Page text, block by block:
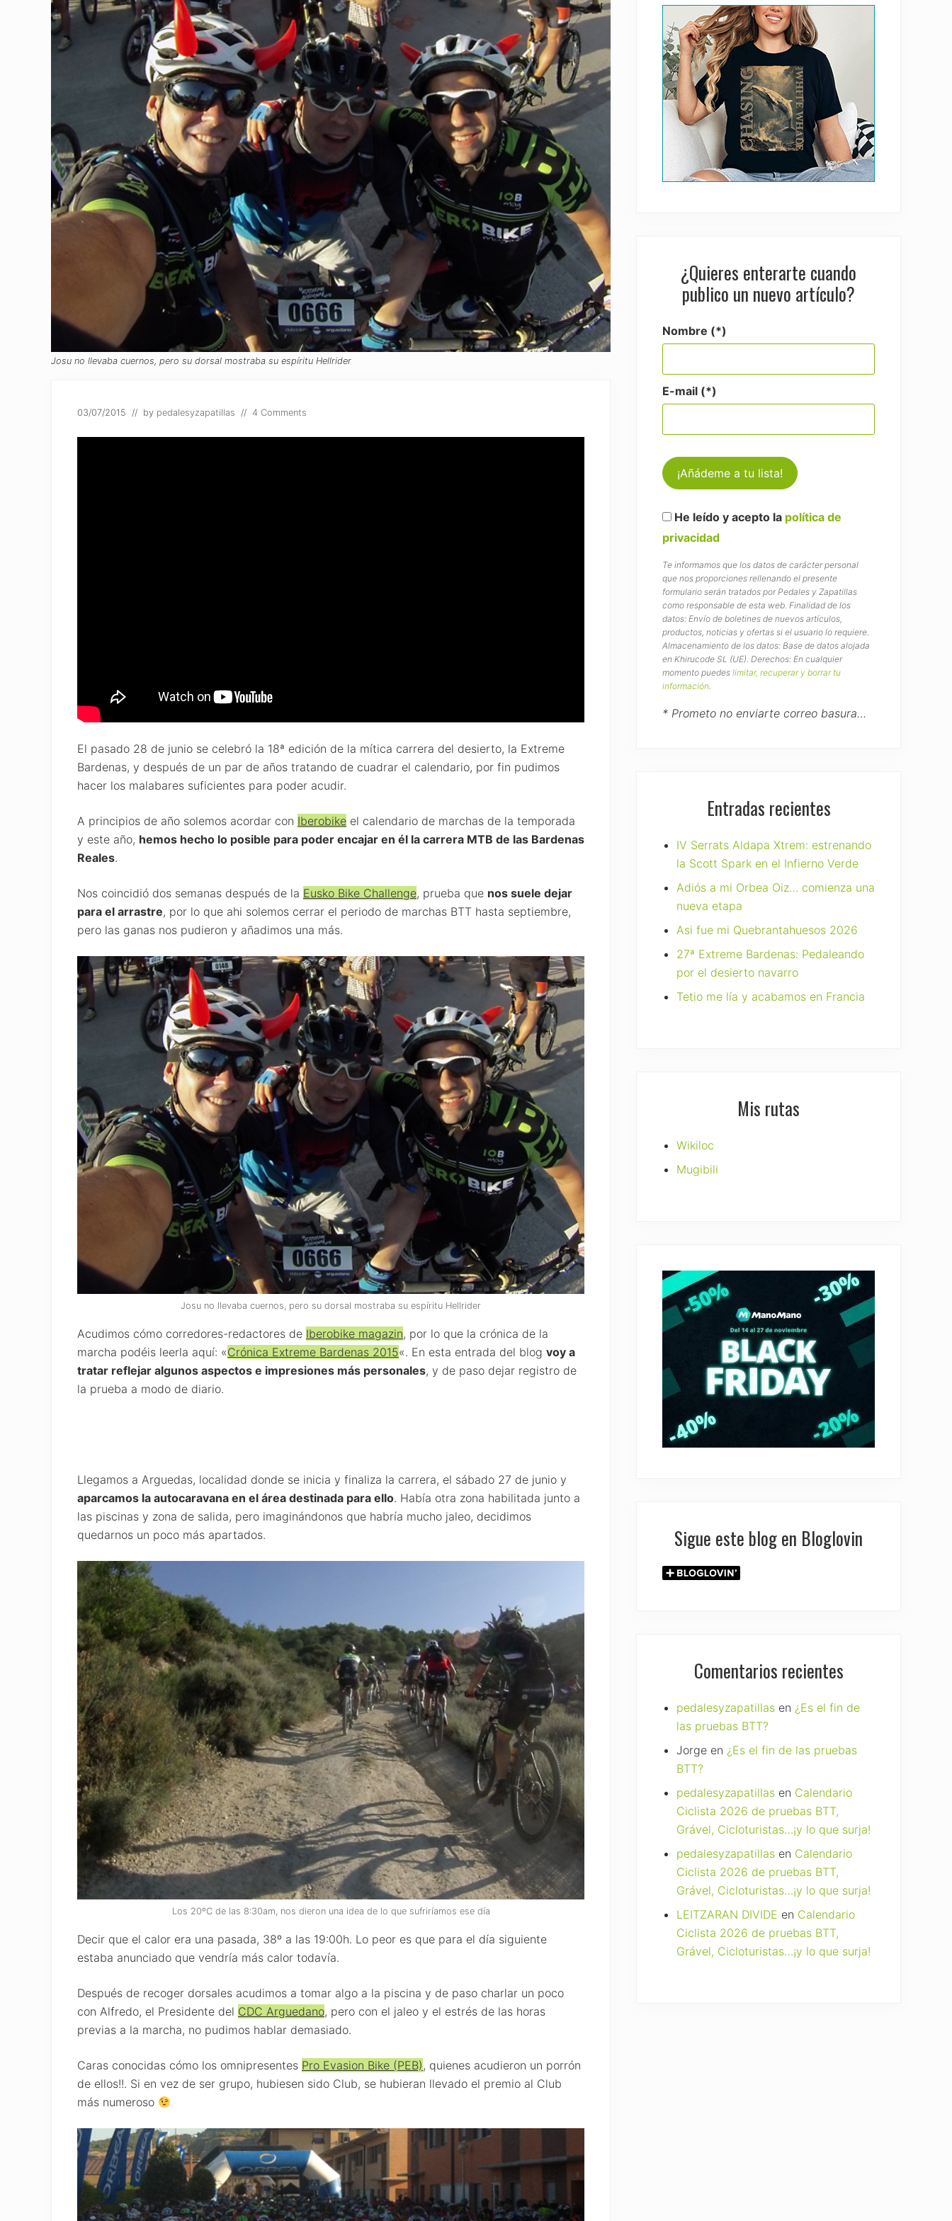
Josu no llevaba cuernos, pero su dorsal mostraba su espíritu Hellrider
03/07/2015 // by pedalesyzapatillas // 4 Comments
El pasado 28 de junio se celebró la 18ª edición de la mítica carrera del desierto, la Extreme
Bardenas, y después de un par de años tratando de cuadrar el calendario, por fin pudimos
hacer los malabares suficientes para poder acudir.
A principios de año solemos acordar con Iberobike el calendario de marchas de la temporada
y este año, hemos hecho lo posible para poder encajar en él la carrera MTB de las Bardenas
Reales.
Nos coincidió dos semanas después de la Eusko Bike Challenge, prueba que nos suele dejar
para el arrastre, por lo que ahi solemos cerrar el periodo de marchas BTT hasta septiembre,
pero las ganas nos pudieron y añadimos una más.
Josu no llevaba cuernos, pero su dorsal mostraba su espíritu Hellrider
Acudimos cómo corredores-redactores de Iberobike magazin, por lo que la crónica de la
marcha podéis leerla aquí: «Crónica Extreme Bardenas 2015«. En esta entrada del blog voy a
tratar reflejar algunos aspectos e impresiones más personales, y de paso dejar registro de
la prueba a modo de diario.
Llegamos a Arguedas, localidad donde se inicia y finaliza la carrera, el sábado 27 de junio y
aparcamos la autocaravana en el área destinada para ello. Había otra zona habilitada junto a
las piscinas y zona de salida, pero imaginándonos que habría mucho jaleo, decidimos
quedarnos un poco más apartados.
Los 20ºC de las 8:30am, nos dieron una idea de lo que sufriríamos ese día
Decir que el calor era una pasada, 38º a las 19:00h. Lo peor es que para el día siguiente
estaba anunciado que vendría más calor todavía.
Después de recoger dorsales acudimos a tomar algo a la piscina y de paso charlar un poco
con Alfredo, el Presidente del CDC Arguedano, pero con el jaleo y el estrés de las horas
previas a la marcha, no pudimos hablar demasiado.
Caras conocidas cómo los omnipresentes Pro Evasion Bike (PEB), quienes acudieron un porrón
de ellos!!. Si en vez de ser grupo, hubiesen sido Club, se hubieran llevado el premio al Club
más numeroso
Sidebar
¿Quieres enterarte cuando
publico un nuevo artículo?
Nombre (*)
E-mail (*)
He leído y acepto la política de
privacidad
Te informamos que los datos de carácter personal
que nos proporciones rellenando el presente
formulario serán tratados por Pedales y Zapatillas
como responsable de esta web. Finalidad de los
datos: Envío de boletines de nuevos artículos,
productos, noticias y ofertas si el usuario lo requiere.
Almacenamiento de los datos: Base de datos alojada
en Khirucode SL (UE). Derechos: En cualquier
momento puedes limitar, recuperar y borrar tu
información
* Prometo no enviarte correo basura…
Entradas recientes
IV Serrats Aldapa Xtrem: estrenando
la Scott Spark en el Infierno Verde
Adiós a mi Orbea Oiz… comienza una
nueva etapa
Asi fue mi Quebrantahuesos 2026
27ª Extreme Bardenas: Pedaleando
por el desierto navarro
Tetio me lía y acabamos en Francia
Mis rutas
Wikiloc
Mugibili
Sigue este blog en Bloglovin
Comentarios recientes
pedalesyzapatillas en ¿Es el fin de
las pruebas BTT?
Jorge en ¿Es el fin de las pruebas
BTT?
pedalesyzapatillas en Calendario
Ciclista 2026 de pruebas BTT,
Grável, Cicloturistas…¡y lo que surja!
pedalesyzapatillas en Calendario
Ciclista 2026 de pruebas BTT,
Grável, Cicloturistas…¡y lo que surja!
LEITZARAN DIVIDE en Calendario
Ciclista 2026 de pruebas BTT,
Grável, Cicloturistas…¡y lo que surja!